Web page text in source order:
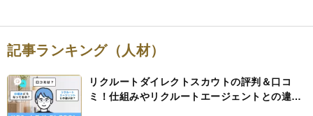
記事ランキング（人材）
リクルートダイレクトスカウトの評判＆口コ
ミ！仕組みやリクルートエージェントとの違い